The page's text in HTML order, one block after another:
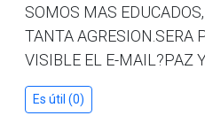
SOMOS MAS
TANTA AGRESION.SERA
VISIBLE EL E-MAIL?PAZ Y
Es útil (0)